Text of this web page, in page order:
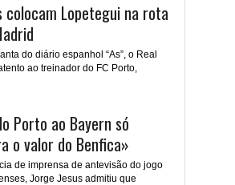
colocam Lopetegui na rota
do diário espanhol “As”, o Real
ao treinador do FC Porto,
Porto ao Bayern só
o valor do Benfica»
de imprensa de antevisão do jogo
Jorge Jesus admitiu que